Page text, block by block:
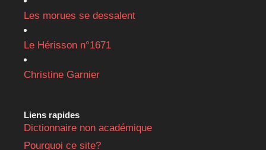
Les morues se dessalent
Le Hérisson n°1671
Christine Garnier
Liens rapides
Dictionnaire non académique
Pourquoi ce site?